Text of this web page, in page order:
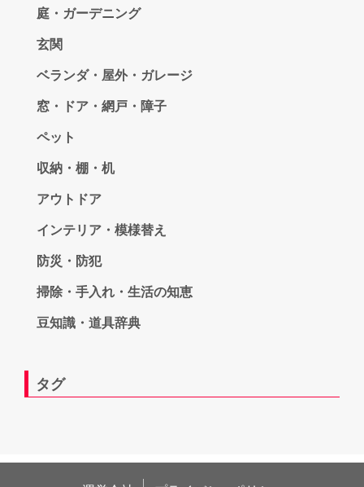
庭・ガーデニング
玄関
ベランダ・屋外・ガレージ
窓・ドア・網戸・障子
ペット
収納・棚・机
アウトドア
インテリア・模様替え
防災・防犯
掃除・手入れ・生活の知恵
豆知識・道具辞典
タグ